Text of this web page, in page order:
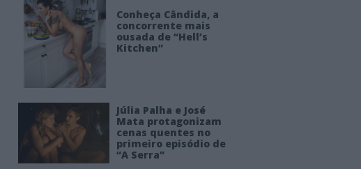
Conheça Cândida, a
concorrente mais
ousada de “Hell’s
Kitchen”
Júlia Palha e José
Mata protagonizam
cenas quentes no
primeiro episódio de
“A Serra”